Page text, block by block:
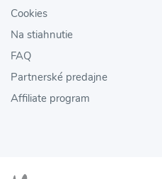
Cookies
Na stiahnutie
FAQ
Partnerské predajne
Affiliate program